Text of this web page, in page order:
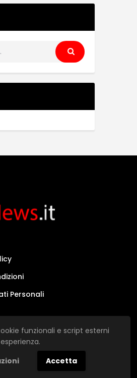
funzionali e script esterni
Accetta
Personali
una testata
senza